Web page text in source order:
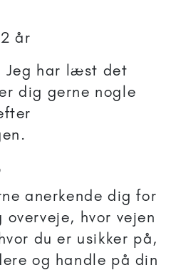
år
Jeg har læst det
dig gerne nogle
anerkende dig for
hvor vejen
du er usikker på,
og handle på din